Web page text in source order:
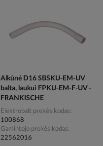
Alkūnė D16 SBSKU-EM-UV
balta, laukui FPKU-EM-F-UV -
FRANKISCHE
Elektrobalt prekės kodas
100868
Gamintojo prekės kodas
22562016